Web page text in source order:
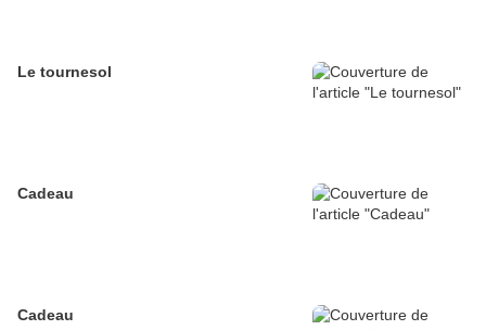
Le tournesol
Cadeau
Cadeau